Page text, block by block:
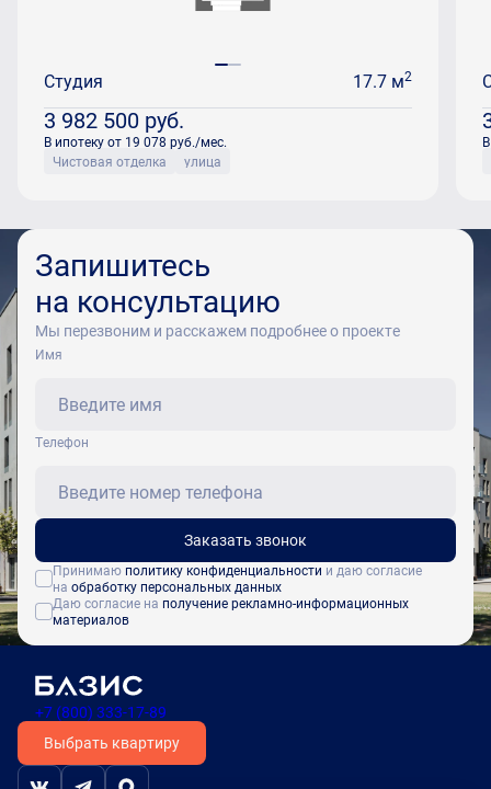
Студия 17.7 м2
3 982 500 руб.
В ипотеку от 19 078 руб./мес.
Чистовая отделка
улица
Запишитесь
на консультацию
Мы перезвоним и расскажем подробнее о проекте
Имя
Tелефон
Заказать звонок
Принимаю политику конфиденциальности и даю согласие
на обработку персональных данных
Даю согласие на получение рекламно-информационных
материалов
+7 (800) 333-17-89
Выбрать квартиру